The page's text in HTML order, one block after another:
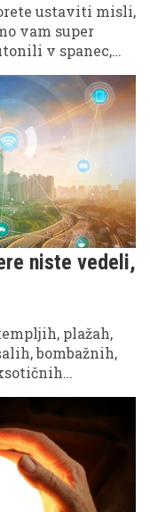
ustaviti misli,
vam super
v spanec,
niste vedeli,
plažah,
bombažnih,
A prav Indija je
in